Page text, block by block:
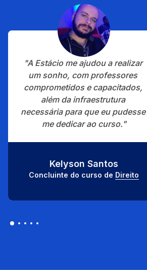
"A Estácio me ajudou a realizar
um sonho, com professores
comprometidos e capacitados,
além da infraestrutura
necessária para que eu pudesse
me dedicar ao curso."
Kelyson Santos
Concluinte do curso de Direito